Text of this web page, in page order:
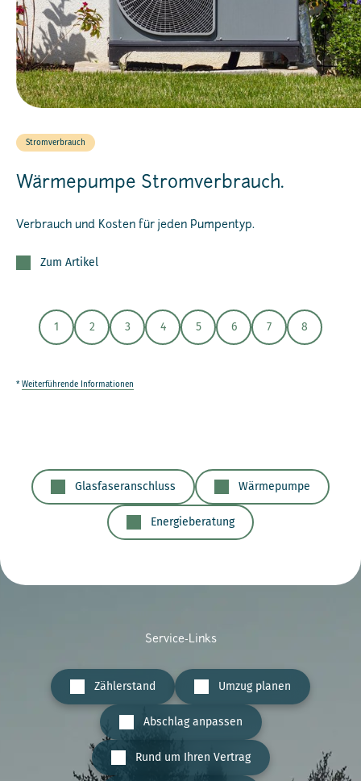
Stromverbrauch
Wärmepumpe Stromverbrauch.
Verbrauch und Kosten für jeden Pumpentyp.
Zum Artikel
1 2 3 4 5 6 7 8
* Weiterführende Informationen
Glasfaseranschluss Wärmepumpe
Energieberatung
Service-Links
Zählerstand Umzug planen
Abschlag anpassen
Rund um Ihren Vertrag